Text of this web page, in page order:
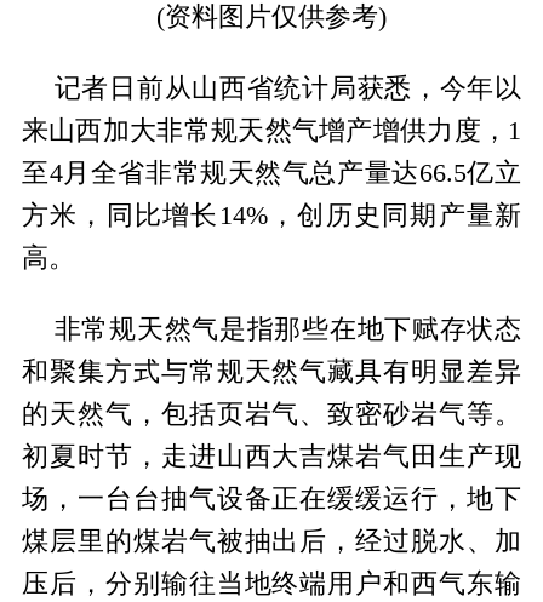
(资料图片仅供参考)
记者日前从山西省统计局获悉，今年以
来山西加大非常规天然气增产增供力度，1
至4月全省非常规天然气总产量达66.5亿立
方米，同比增长14%，创历史同期产量新
高。
非常规天然气是指那些在地下赋存状态
和聚集方式与常规天然气藏具有明显差异
的天然气，包括页岩气、致密砂岩气等。
初夏时节，走进山西大吉煤岩气田生产现
场，一台台抽气设备正在缓缓运行，地下
煤层里的煤岩气被抽出后，经过脱水、加
压后，分别输往当地终端用户和西气东输